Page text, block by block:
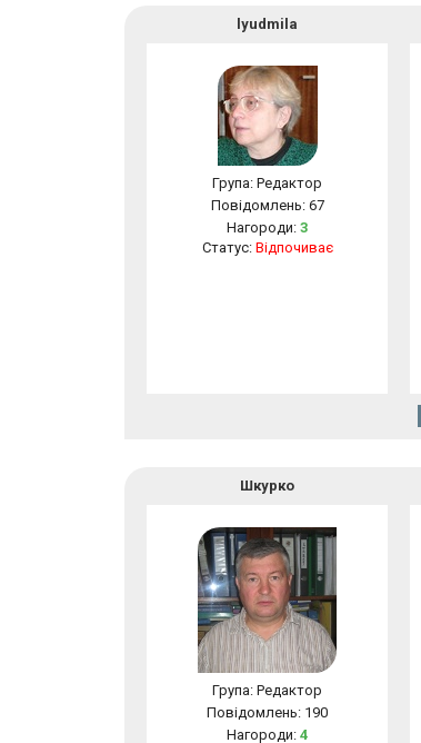
lyudmila
Група: Редактор
Повідомлень: 67
Нагороди: 3
Статус: Відпочиває
Шкурко
Група: Редактор
Повідомлень: 190
Нагороди: 4